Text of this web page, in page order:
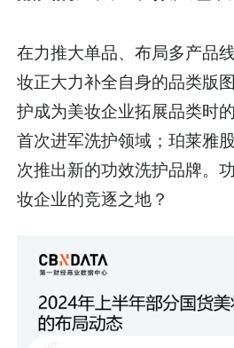
在力推大单品、布局多产品
妆正大力补全自身的品类版
护成为美妆企业拓展品类时
首次进军洗护领域；珀莱雅
次推出新的功效洗护品牌。
妆企业的竞逐之地？